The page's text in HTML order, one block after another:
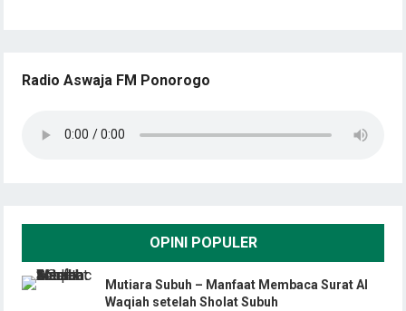
Radio Aswaja FM Ponorogo
OPINI POPULER
Mutiara Subuh – Manfaat Membaca Surat Al
Waqiah setelah Sholat Subuh